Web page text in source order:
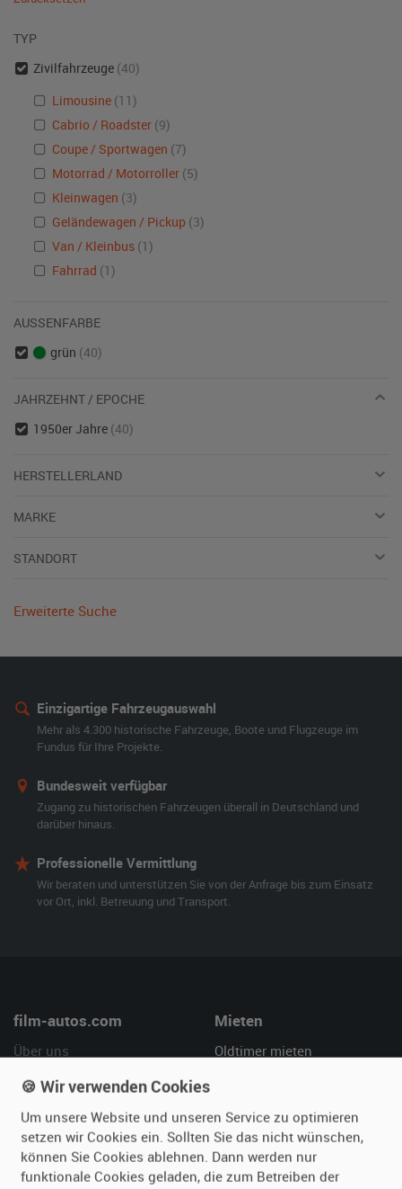
TYP
Zivilfahrzeuge (40)
Limousine (11)
Cabrio / Roadster (9)
Coupe / Sportwagen (7)
Motorrad / Motorroller (5)
Kleinwagen (3)
Geländewagen / Pickup (3)
Van / Kleinbus (1)
Fahrrad (1)
AUSSENFARBE
grün (40)
JAHRZEHNT / EPOCHE
1950er Jahre (40)
HERSTELLERLAND
MARKE
STANDORT
Erweiterte Suche
Einzigartige Fahrzeugauswahl
Mehr als 4.300 historische Fahrzeuge, Boote und Flugzeuge im
Fundus für Ihre Projekte.
Bundesweit verfügbar
Zugang zu historischen Fahrzeugen überall in Deutschland und
darüber hinaus.
Professionelle Vermittlung
Wir beraten und unterstützen Sie von der Anfrage bis zum Einsatz
vor Ort, inkl. Betreuung und Transport.
film-autos.com
Über uns
Leistungen
Kundenmeinungen
Mieten
Oldtimer mieten
Service
Vermieten Hilfe
🍪 Wir verwenden Cookies
Um unsere Website und unseren Service zu optimieren
setzen wir Cookies ein. Sollten Sie das nicht wünschen,
können Sie Cookies ablehnen. Dann werden nur
funktionale Cookies geladen, die zum Betreiben der